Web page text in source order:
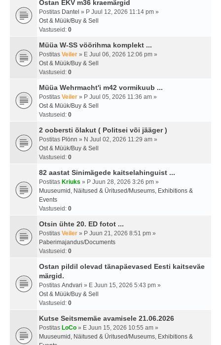
Ostan EKV m36 kraemärgid
Postitas Dantel » P Juul 12, 2026 11:14 pm »
Ost & Müük/Buy & Sell
Vastuseid: 0
Müüa W-SS vöörihma komplekt ...
Postitas Veiler » E Juul 06, 2026 12:06 pm »
Ost & Müük/Buy & Sell
Vastuseid: 0
Müüa Wehrmacht'i m42 vormikuub ...
Postitas Veiler » P Juul 05, 2026 11:36 am »
Ost & Müük/Buy & Sell
Vastuseid: 0
2 oobersti õlakut ( Politsei või jääger )
Postitas Plönn » N Juul 02, 2026 11:29 am »
Ost & Müük/Buy & Sell
Vastuseid: 0
82 aastat Sinimägede kaitselahinguist ...
Postitas Kriuks » P Juun 28, 2026 3:26 pm »
Muuseumid, Näitused & Üritused/Museums, Exhibitions &
Events
Vastuseid: 0
Otsin ühte 20. ED fotot ...
Postitas Veiler » P Juun 21, 2026 8:51 pm »
Paberimajandus/Documents
Vastuseid: 0
Ostan pildil olevad tänapäevased Eesti kaitseväe
märgid.
Postitas Andvari » E Juun 15, 2026 5:43 pm »
Ost & Müük/Buy & Sell
Vastuseid: 0
Kutse Seitsmemäe avamisele 21.06.2026
Postitas LoCo » E Juun 15, 2026 10:55 am »
Muuseumid, Näitused & Üritused/Museums, Exhibitions &